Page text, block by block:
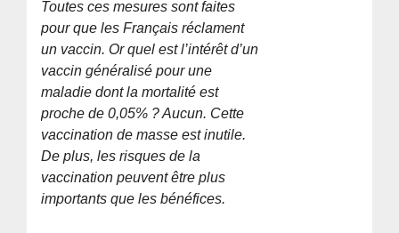
Toutes ces mesures sont faites
pour que les Français réclament
un vaccin. Or quel est l’intérêt d’un
vaccin généralisé pour une
maladie dont la mortalité est
proche de 0,05% ? Aucun. Cette
vaccination de masse est inutile.
De plus, les risques de la
vaccination peuvent être plus
importants que les bénéfices.